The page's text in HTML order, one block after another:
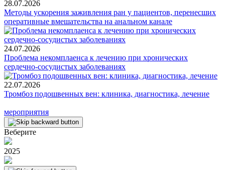
28.07.2026
Методы ускорения заживления ран у пациентов, перенесших
оперативные вмешательства на анальном канале
24.07.2026
Проблема некомплаенса к лечению при хронических
сердечно-сосудистых заболеваниях
22.07.2026
Тромбоз подошвенных вен: клиника, диагностика, лечение
мероприятия
Веберите
2025